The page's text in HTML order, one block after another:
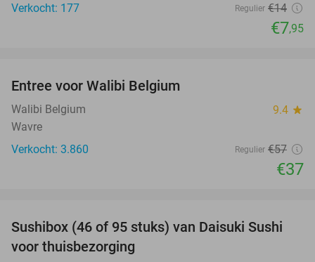
Verkocht: 177
Regulier €14
€7,95
Entree voor Walibi Belgium
Walibi Belgium 9.4 star
Wavre
Verkocht: 3.860
Regulier €57
€37
46%
Sushibox (46 of 95 stuks) van Daisuki Sushi
voor thuisbezorging